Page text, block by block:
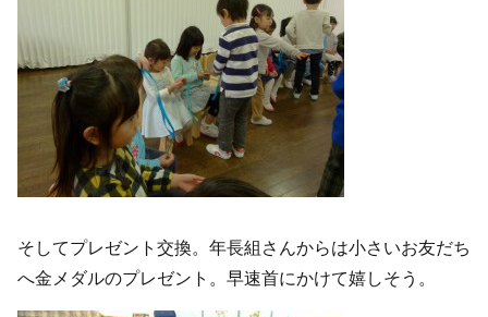
そしてプレゼント交換。年長組さんからは小さいお友だち
へ金メダルのプレゼント。早速首にかけて嬉しそう。